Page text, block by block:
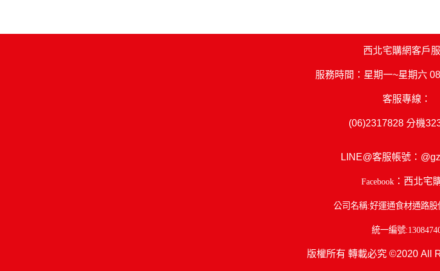
西北宅購網客戶
服務時間：星期一~星期六
客服專線：
(06)2317828分機
LINE@客服帳號：
Facebook ：西北宅
公司名稱:好運通食材通路股
統一編號
版權所有 轉載必究 ©2020 All